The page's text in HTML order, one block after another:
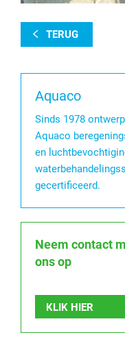
TERUG
Aquaco
Sinds 1978
Aquaco
en
gecertificeerd.
Neem contact
ons op
KLIK HIER